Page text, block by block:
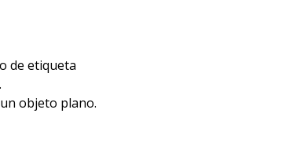
de etiqueta
objeto plano.